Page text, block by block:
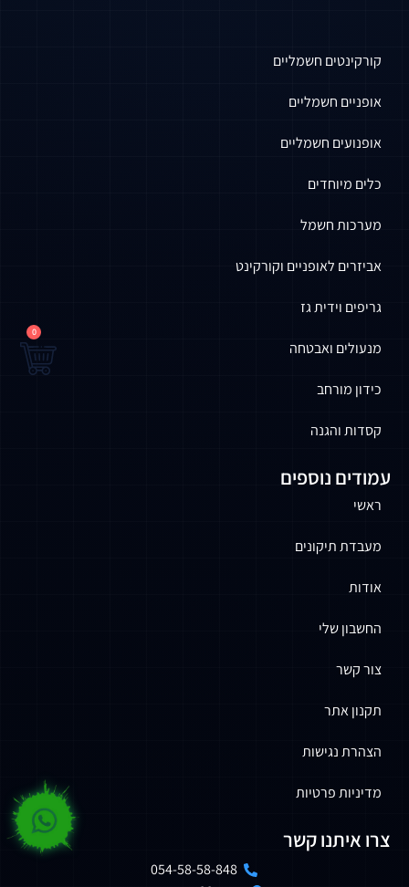
קורקינטים חשמליים
אופניים חשמליים
אופנועים חשמליים
כלים מיוחדים
מערכות חשמל
אביזרים לאופניים וקורקינט
גריפים וידית גז
מנעולים ואבטחה
כידון מורחב
קסדות והגנה
עמודים נוספים
ראשי
מעבדת תיקונים
אודות
החשבון שלי
צור קשר
תקנון אתר
הצהרת נגישות
מדיניות פרטיות
צרו איתנו קשר
054-58-58-848
0